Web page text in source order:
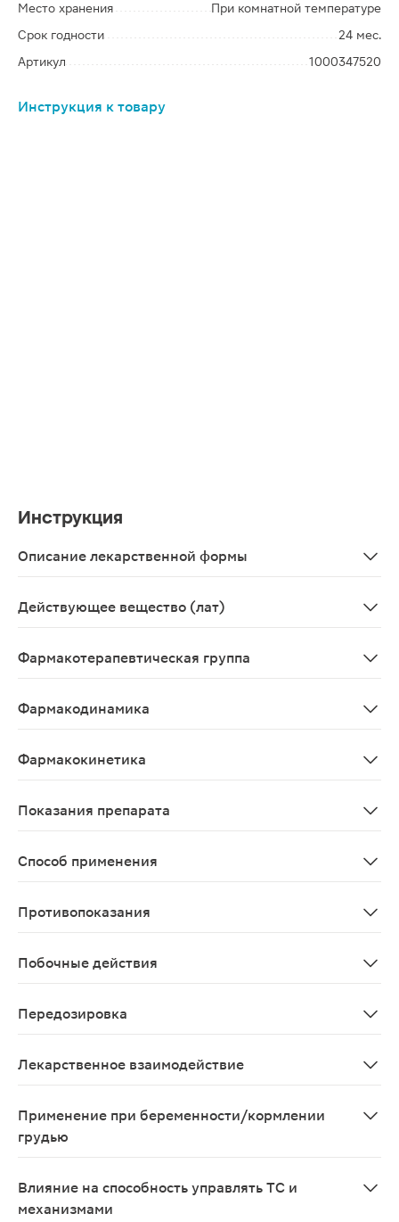
Место хранения
При комнатной температуре
Срок годности
24 мес.
Артикул
1000347520
Инструкция к товару
Инструкция
Описание лекарственной формы
Действующее вещество (лат)
Фармакотерапевтическая группа
Фармакодинамика
Фармакокинетика
Показания препарата
Способ применения
Противопоказания
Побочные действия
Передозировка
Лекарственное взаимодействие
Применение при беременности/кормлении
грудью
Влияние на способность управлять ТС и
механизмами